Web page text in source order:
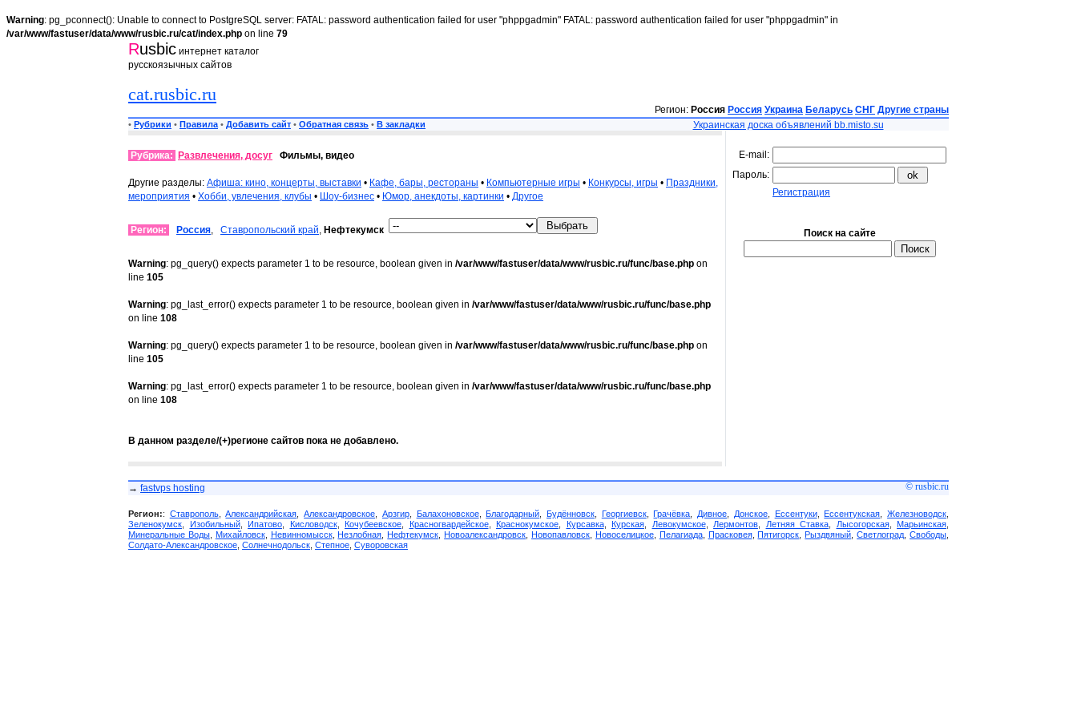
Warning: pg_pconnect(): Unable to connect to PostgreSQL server: FATAL: password authentication failed for user "phppgadmin" FATAL: password authentication failed for user "phppgadmin" in
/var/www/fastuser/data/www/rusbic.ru/cat/index.php on line 79
Rusbic интернет каталог
русскоязычных сайтов
cat.rusbic.ru
Регион: Россия Россия Украина Беларусь СНГ Другие страны
• Рубрики • Правила • Добавить сайт • Обратная связь • В закладки Украинская доска объявлений bb.misto.su
Рубрика: Развлечения, досуг Фильмы, видео
Другие разделы: Афиша: кино, концерты, выставки • Кафе, бары, рестораны • Компьютерные игры • Конкурсы, игры • Праздники,
мероприятия • Хобби, увлечения, клубы • Шоу-бизнес • Юмор, анекдоты, картинки • Другое
Регион: Россия, Ставропольский край, Нефтекумск
Warning: pg_query() expects parameter 1 to be resource, boolean given in /var/www/fastuser/data/www/rusbic.ru/func/base.php on
line 105
Warning: pg_last_error() expects parameter 1 to be resource, boolean given in /var/www/fastuser/data/www/rusbic.ru/func/base.php
on line 108
Warning: pg_query() expects parameter 1 to be resource, boolean given in /var/www/fastuser/data/www/rusbic.ru/func/base.php on
line 105
Warning: pg_last_error() expects parameter 1 to be resource, boolean given in /var/www/fastuser/data/www/rusbic.ru/func/base.php
on line 108
В данном разделе/(+)регионе сайтов пока не добавлено.
E-mail:
Пароль:
Регистрация
Поиск на сайте
→ fastvps hosting © rusbic.ru
Регион:: Ставрополь,Александрийская ,Александровское Арзгир, Балахоновское,Благодарный ,Будённовск Георгиевск,Грачёвка Дивное Донское, Ессентуки,Ессентукская ,Железноводск
Зеленокумск
Изобильный, Ипатово Кисловодск, Кочубеевское Красногвардейское, Краснокумское Курсавка, Курская Левокумское, Лермонтов Летняя Ставка Лысогорская, Марьинская
Минеральные Воды, Михайловск, Невинномысск,Незлобная ,Нефтекумск ,Новоалександровск ,Новопавловск Новоселицкое, Пелагиада, Прасковея,Пятигорск ,Рыздвяный ,Светлоград ,Свободы
Солдато-Александровское Солнечнодольск Степное Суворовская